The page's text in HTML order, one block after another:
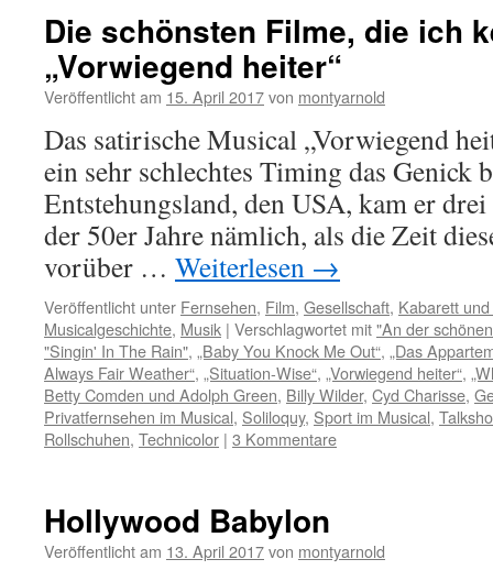
Die schönsten Filme, die ich
„Vorwiegend heiter“
Veröffentlicht am 15. April 2017von montyarnold
Das satirische Musical „Vorwiegend
ein sehr schlechtes Timing das Genick
Entstehungsland, den USA, kam er
der 50er Jahre nämlich, als die Zeit
vorüber … Weiterlesen →
Veröffentlicht unter Fernsehen, Film, Gesellschaft, Kabarett
Musicalgeschichte, Musik | Verschlagwortet mit"An der
"Singin' In The Rain", „Baby You Knock Me Out“, „Das
Always Fair Weather“, „Situation-Wise“, „Vorwiegend heiter“,
Betty Comden und Adolph Green, Billy Wilder, Cyd Charisse,
Privatfernsehen im Musical, Soliloquy, Sport im Musical,
Rollschuhen, Technicolor | 3 Kommentare
Hollywood Babylon
Veröffentlicht am 13. April 2017von montyarnold